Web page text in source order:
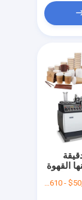
دقيقة
القهوة
ماكينة
FOB